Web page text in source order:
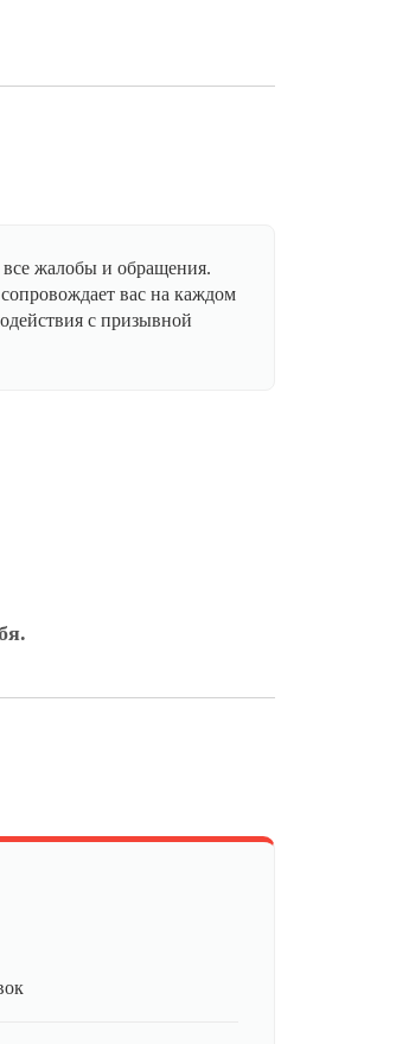
все жалобы и обращения.
вас на каждом
с призывной